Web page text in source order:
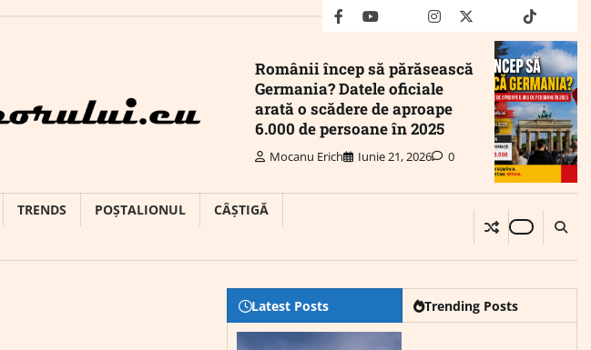
facebookyoutubeMailinstagram
twitter truthtiktok
Românii încep să părăsească
Germania? Datele oficiale
arată o scădere de aproape
6.000 de persoane în 2025
Mocanu Erich Iunie 21, 2026 0
TRENDS POȘTALIONUL
CÂȘTIGĂ
Latest Posts Trending Posts